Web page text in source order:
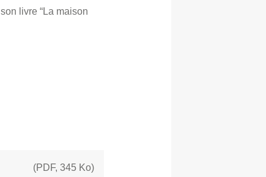
livre “La maison
(PDF, 345 Ko)